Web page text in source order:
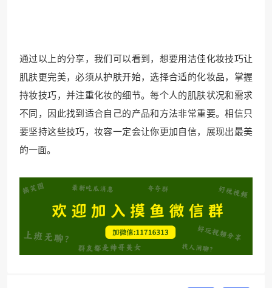
通过以上的分享，我们可以看到，想要用洁佳化妆技巧让
肌肤更完美，必须从护肤开始，选择合适的化妆品，掌握
持妆技巧，并注重化妆的细节。每个人的肌肤状况和需求
不同，因此找到适合自己的产品和方法非常重要。相信只
要坚持这些技巧，妆容一定会让你更加自信，展现出最美
的一面。